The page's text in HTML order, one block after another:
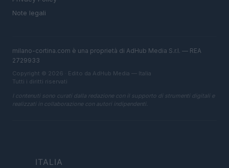
Note legali
milano-cortina.com è una proprietà di AdHub Media S.r.l. — REA
2729933
Copyright © 2026 · Edito da AdHub Media — Italia
Tutti i diritti riservati
I contenuti sono curati dalla redazione con il supporto di strumenti digitali e
realizzati in collaborazione con autori indipendenti.
ITALIA